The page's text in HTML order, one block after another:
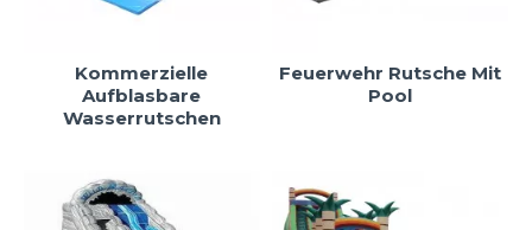
Kommerzielle
Aufblasbare
Wasserrutschen
Feuerwehr Rutsche Mit
Pool